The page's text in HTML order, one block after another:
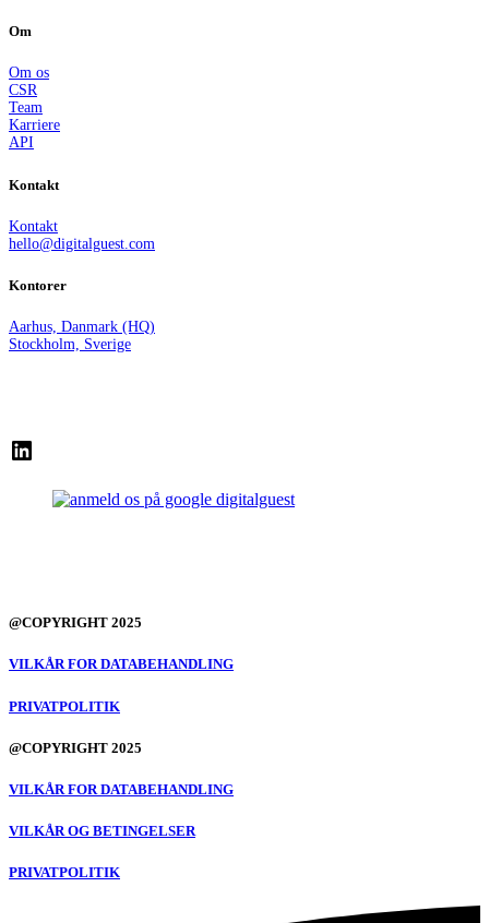
Om
Om os
CSR
Team
Karriere
API
Kontakt
Kontakt
hello@digitalguest.com
Kontorer
Aarhus, Danmark (HQ)
Stockholm, Sverige
LinkedIn
@COPYRIGHT 2025
VILKÅR FOR DATABEHANDLING
PRIVATPOLITIK
@COPYRIGHT 2025
VILKÅR FOR DATABEHANDLING
VILKÅR OG BETINGELSER
PRIVATPOLITIK